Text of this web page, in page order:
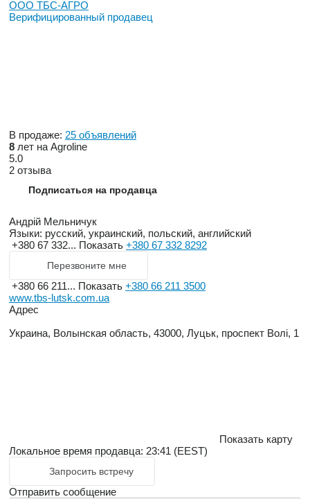
ООО "ТБС-АГРО" - ОФИЦИЙНИЙНИЙ дилер AGRO-MASZ
ООО ТБС-АГРО
Верифицированный продавец
В продаже: 25 объявлений
8 лет на Agroline
5.0
2 отзыва
Подписаться на продавца
Андрій Мельничук
Языки: русский, украинский, польский, английский
+380 67 332... Показать +380 67 332 8292
Перезвоните мне
+380 66 211... Показать +380 66 211 3500
www.tbs-lutsk.com.ua
Адрес
Украина, Волынская область, 43000, Луцьк, проспект Волі, 1
Показать карту
Локальное время продавца: 23:41 (EEST)
Запросить встречу
Отправить сообщение